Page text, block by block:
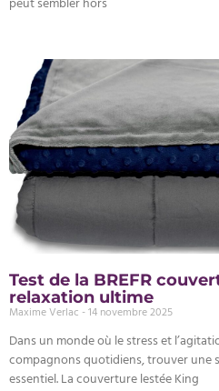
Test de la BREFR
relaxation ultime
Maxime Verlac 14 novembre 2025
Dans un monde où le stress et
compagnons quotidiens, trouver une
essentiel. La couverture lestée King